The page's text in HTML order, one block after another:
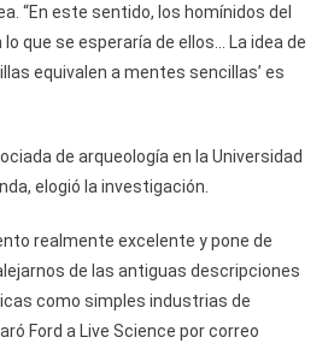
“En este sentido, los homínidos del
que se esperaría de ellos… La idea de
equivalen a mentes sencillas’ es
de arqueología en la Universidad
elogió la investigación.
realmente excelente y pone de
de las antiguas descripciones
como simples industrias de
Ford a Live Science por correo